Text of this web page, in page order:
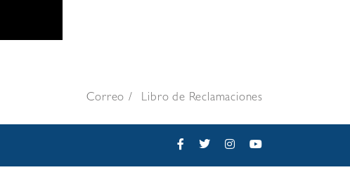
Correo Libro de Reclamaciones